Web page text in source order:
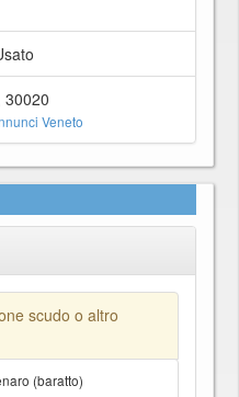
30020
Veneto
scudo o altro
(baratto)